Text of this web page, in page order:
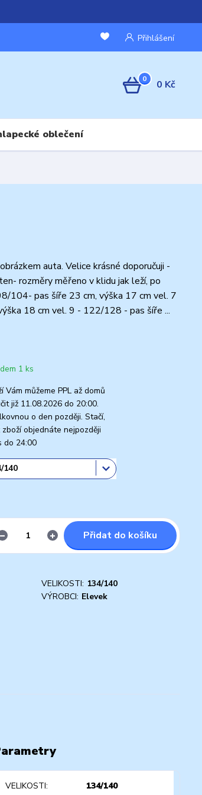
Přihlášení
0 0 Kč
oblečení
auta. Velice krásné doporučuji -
rozměry měřeno v klidu jak leží, po
104- pas šíře 23 cm, výška 17 cm vel. 7
18 cm vel. 9 - 122/128 - pas šíře ...
1 ks
Vám můžeme PPL až domů
již 11.08.2026 do 20:00.
o den později. Stačí,
zboží objednáte nejpozději
do 24:00
Přidat do košíku
VELIKOSTI: 134/140
VÝROBCI: Elevek
VELIKOSTI 134/140